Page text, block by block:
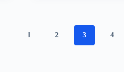
1 2 3 4